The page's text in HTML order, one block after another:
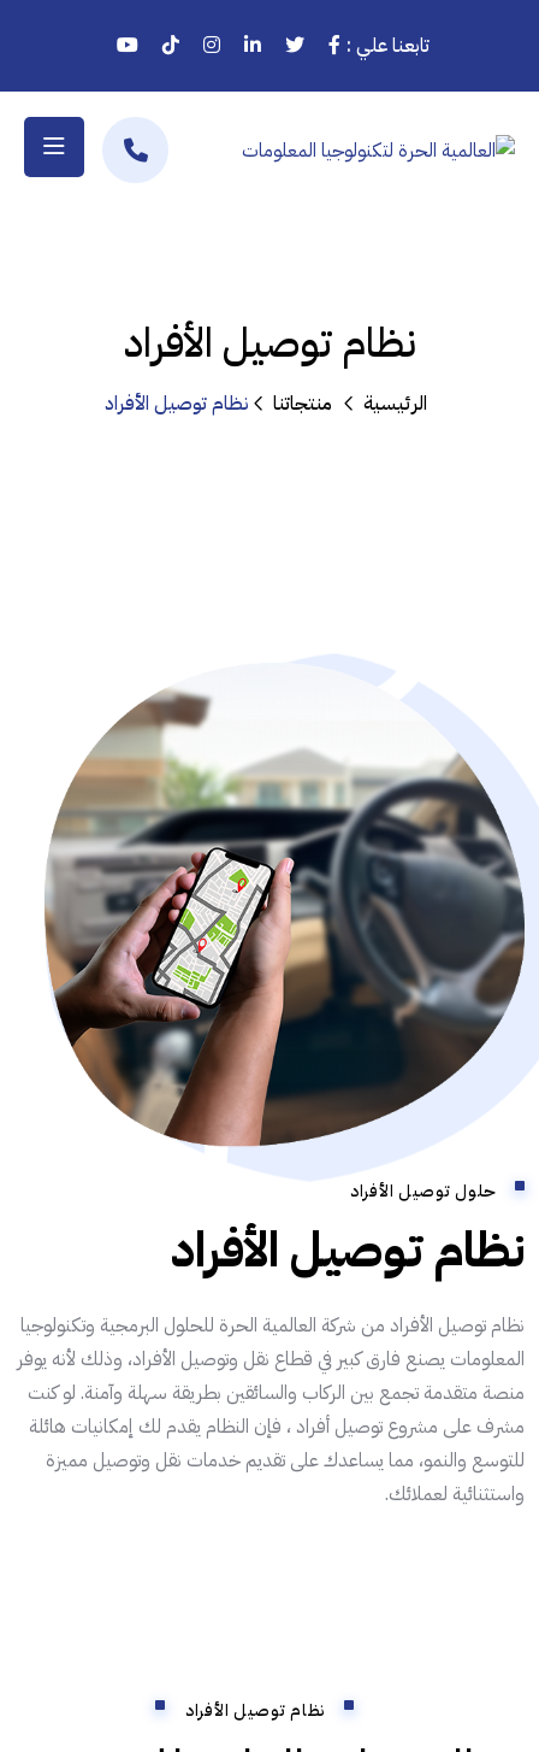
تابعنا علي :
نظام توصيل الأفراد
الرئيسية منتجاتنا نظام توصيل الأفراد
حلول توصيل الأفراد
نظام توصيل الأفراد
نظام توصيل الأفراد من شركة العالمية الحرة للحلول البرمجية وتكنولوجيا
المعلومات يصنع فارق كبير في قطاع نقل وتوصيل الأفراد، وذلك لأنه يوفر
منصة متقدمة تجمع بين الركاب والسائقين بطريقة سهلة وآمنة. لو كنت
مشرف على مشروع توصيل أفراد ، فإن النظام يقدم لك إمكانيات هائلة
للتوسع والنمو، مما يساعدك على تقديم خدمات نقل وتوصيل مميزة
واستثنائية لعملائك.
نظام توصيل الأفراد